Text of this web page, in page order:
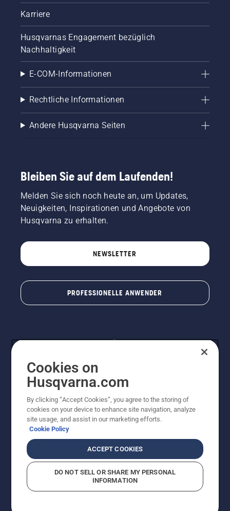
Karriere
Husqvarnas Engagement bezüglich
Nachhaltigkeit
E-COM-Informationen
Rechtliche Informationen
Andere Husqvarna Seiten
Bleiben Sie auf dem Laufenden!
Melden Sie sich noch heute an, um Updates,
Neuigkeiten, Inspirationen und Angebote von
Husqvarna zu erhalten.
NEWSLETTER
PROFESSIONELLE ANWENDER
© Husqvarna® AB (publ). Alle Rechte vorbehalten. Die
Preisangaben sind unverbindliche Preisempfehlungen
von Husqvarna Schweiz AG an den teilnehmenden
Fachhandel, Preise in CHF inklusive 8,1% MWST und
unverbindliche Preisempfehlungen (inkl. MwSt), es sei
denn sie sind für den direkten Kauf verfügbar.
Cookie-RichtlinieNutzungsbedingungen Datenschutzerklärung
Vermutete Verstöße melden
Cookies on
Husqvarna.com
By clicking “Accept Cookies”, you agree to the storing of
cookies on your device to enhance site navigation, analyze
site usage, and assist in our marketing efforts.
Cookie Policy
ACCEPT COOKIES
DO NOT SELL OR SHARE MY PERSONAL
INFORMATION